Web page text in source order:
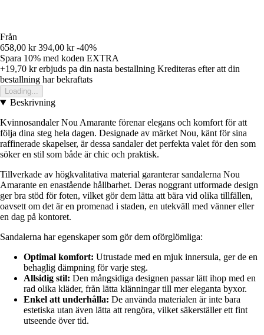
Från
658,00 kr 394,00 kr -40%
Spara 10% med koden EXTRA
+19,70 krerbjuds pa din nasta bestallning Krediteras efter att din
bestallning har bekraftats
Loading...
Beskrivning
Kvinnosandaler Nou Amarante förenar elegans och komfort för att
följa dina steg hela dagen. Designade av märket Nou, känt för sina
raffinerade skapelser, är dessa sandaler det perfekta valet för den som
söker en stil som både är chic och praktisk.
Tillverkade av högkvalitativa material garanterar sandalerna Nou
Amarante en enastående hållbarhet. Deras noggrant utformade design
ger bra stöd för foten, vilket gör dem lätta att bära vid olika tillfällen,
oavsett om det är en promenad i staden, en utekväll med vänner eller
en dag på kontoret.
Sandalerna har egenskaper som gör dem oförglömliga:
Optimal komfort: Utrustade med en mjuk innersula, ger de en
behaglig dämpning för varje steg.
Allsidig stil: Den mångsidiga designen passar lätt ihop med en
rad olika kläder, från lätta klänningar till mer eleganta byxor.
Enkel att underhålla: De använda materialen är inte bara
estetiska utan även lätta att rengöra, vilket säkerställer ett fint
utseende över tid.